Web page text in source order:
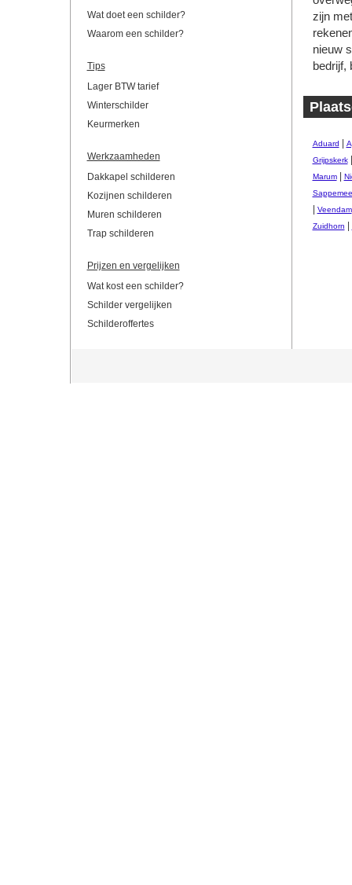
Wat doet een schilder?
Waarom een schilder?
Tips
Lager BTW tarief
Winterschilder
Keurmerken
Werkzaamheden
Dakkapel schilderen
Kozijnen schilderen
Muren schilderen
Trap schilderen
Prijzen en vergelijken
Wat kost een schilder?
Schilder vergelijken
Schilderoffertes
zijn
nieuw
bedrijf,
Aduard
Grijpskerk
Marum|
Veendam
Zuidhorn